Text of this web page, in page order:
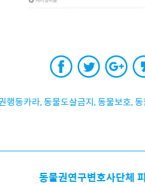
행동카라,동물도살금지,동물보호,
동물권연구변호사단체